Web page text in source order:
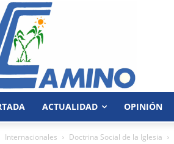
ACTUALIDAD OPINIÓN
Internacionales Doctrina Social de la Iglesia